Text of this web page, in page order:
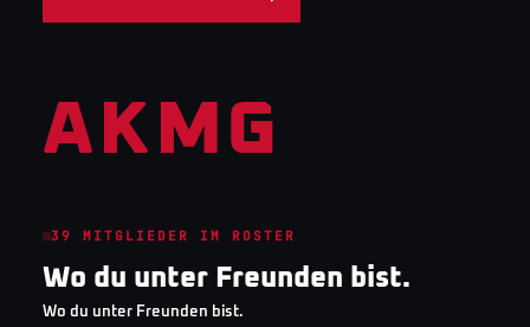
AKMG
39 MITGLIEDER IM ROSTER
Wo du unter Freunden bist.
Wo du unter Freunden bist.